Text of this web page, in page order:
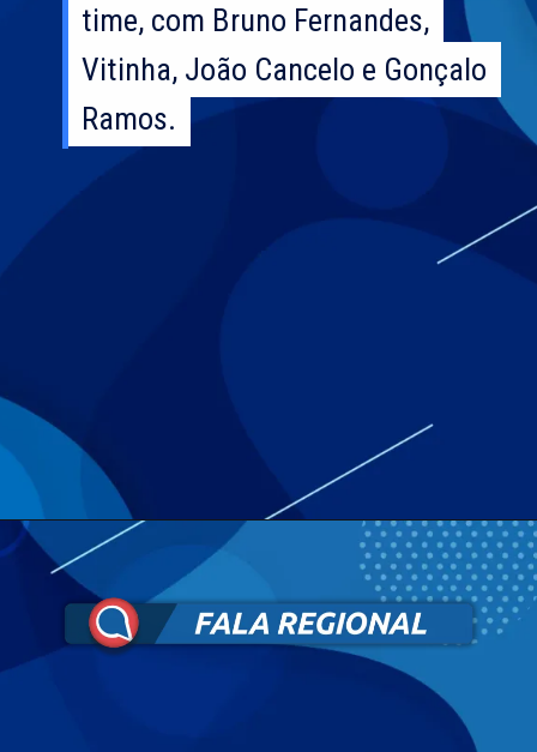
time, com Bruno Fernandes,
Vitinha, João Cancelo e Gonçalo
Ramos.
time, com Bruno Fernandes,
Vitinha, João Cancelo e Gonçalo
Ramos.